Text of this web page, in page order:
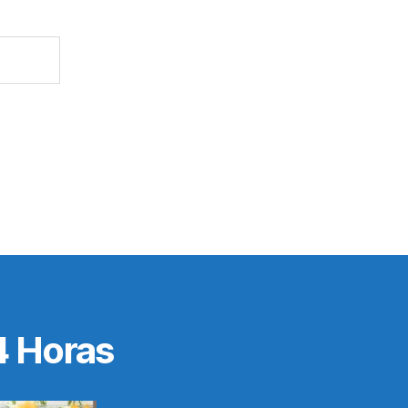
Horas